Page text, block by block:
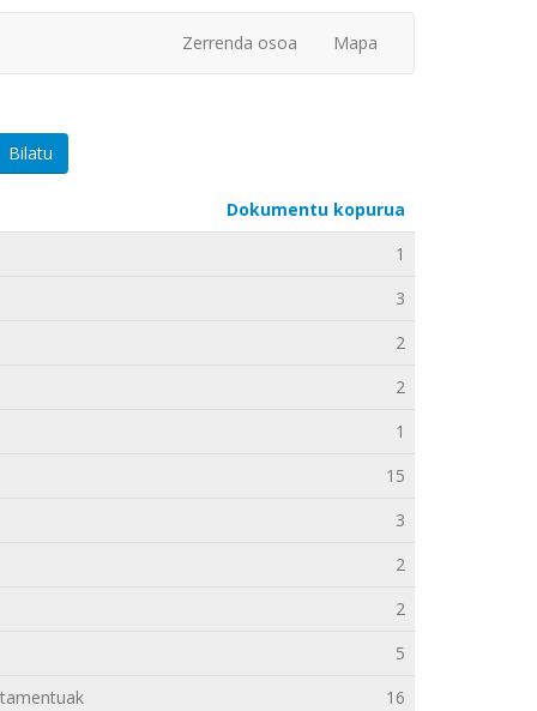
Zerrenda osoa Mapa
Dokumentu kopurua
1
3
2
2
1
15
3
2
2
5
16